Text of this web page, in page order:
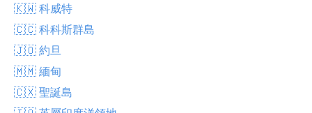
🇰🇼 科威特
🇨🇨 科科斯群島
🇯🇴 約旦
🇲🇲 緬甸
🇨🇽 聖誕島